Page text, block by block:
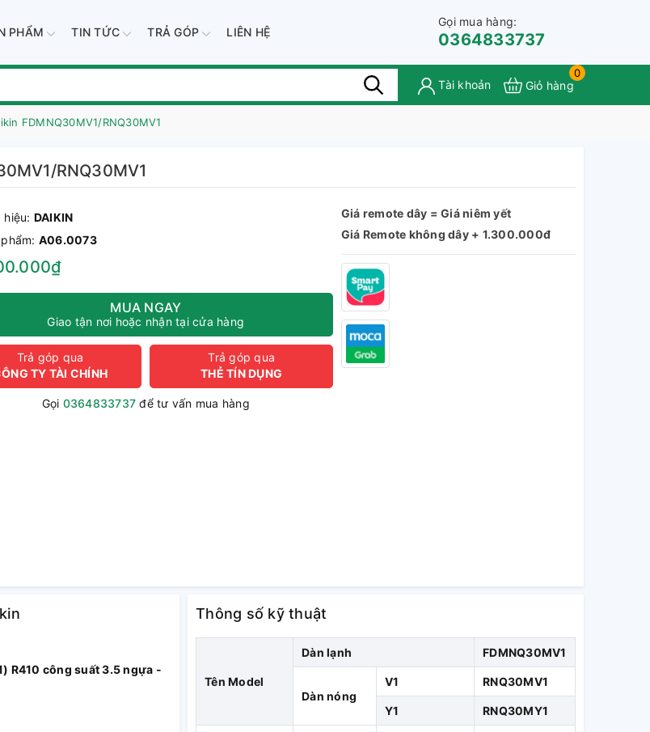
PHẨM TIN TỨC TRẢ GÓP LIÊN HỆ
Gọi mua hàng:
0364833737
Tài khoản
0
Giỏ hàng
FDMNQ30MV1/RNQ30MV1
RNQ30MV1
hiệu: DAIKIN
A06.0073
MUA NGAY
Giao tận nơi hoặc nhận tại cửa hàng
Trả góp qua
TY TÀI CHÍNH
Trả góp qua
THẺ TÍN DỤNG
Gọi 0364833737 để tư vấn mua hàng
Giá remote dây = Giá niêm yết
Giá Remote không dây + 1.300.000đ
R410 công suất 3.5 ngựa -
Thông số kỹ thuật
Tên Model
Dàn lạnh FDMNQ30MV1
Dàn nóng
V1 RNQ30MV1
Y1 RNQ30MY1